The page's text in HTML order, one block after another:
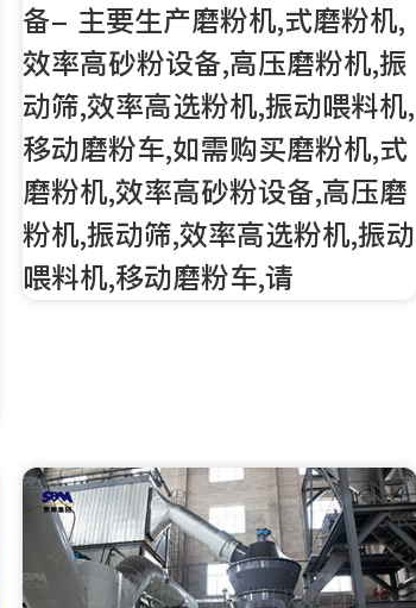
备- 主要生产磨粉机,式磨粉机,
效率高砂粉设备,高压磨粉机,振
动筛,效率高选粉机,振动喂料机,
移动磨粉车,如需购买磨粉机,式
磨粉机,效率高砂粉设备,高压磨
粉机,振动筛,效率高选粉机,振动
喂料机,移动磨粉车,请